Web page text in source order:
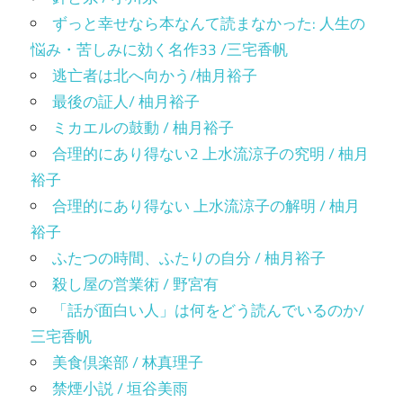
ずっと幸せなら本なんて読まなかった: 人生の
悩み・苦しみに効く名作33 /三宅香帆
逃亡者は北へ向かう/柚月裕子
最後の証人/ 柚月裕子
ミカエルの鼓動 / 柚月裕子
合理的にあり得ない2 上水流涼子の究明 / 柚月
裕子
合理的にあり得ない 上水流涼子の解明 / 柚月
裕子
ふたつの時間、ふたりの自分 / 柚月裕子
殺し屋の営業術 / 野宮有
「話が面白い人」は何をどう読んでいるのか/
三宅香帆
美食倶楽部 / 林真理子
禁煙小説 / 垣谷美雨